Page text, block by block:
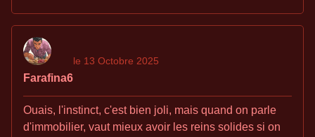
Farafina6
le 13 Octobre 2025
Ouais, l'instinct, c'est bien joli, mais quand on parle
d'immobilier, vaut mieux avoir les reins solides si on